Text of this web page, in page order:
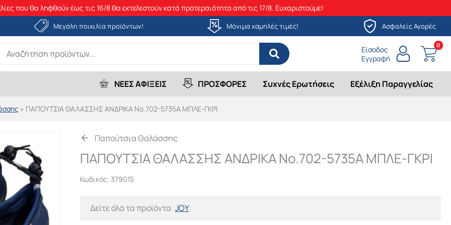
που θα ληφθούν έως τις 16/8 θα εκτελεστούν κατά προτεραιότητα από τις 17/8. Ευχαριστούμε!
Μεγάλη ποικιλία προϊόντων! Μόνιμα χαμηλές τιμές! Ασφαλείς Αγορές
Είσοδος
Εγγραφή
ΝΕΕΣ ΑΦΙΞΕΙΣ ΠΡΟΣΦΟΡΕΣ Συχνές Ερωτήσεις Εξέλιξη Παραγγελίας
» ΠΑΠΟΥΤΣΙΑ ΘΑΛΑΣΣΗΣ ΑΝΔΡΙΚΑ Νο.702-5735A ΜΠΛΕ-ΓΚΡΙ
Παπούτσια Θαλάσσης
ΠΑΠΟΥΤΣΙΑ ΘΑΛΑΣΣΗΣ ΑΝΔΡΙΚΑ Νο.702-5735A ΜΠΛΕ-ΓΚΡΙ
Κωδικός: 379015
Δείτε όλα τα προϊόντα JOY